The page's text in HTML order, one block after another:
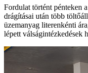
Fordulat történt pénteken
drágításai után több
üzemanyag literenkénti
lépett válságintézkedések